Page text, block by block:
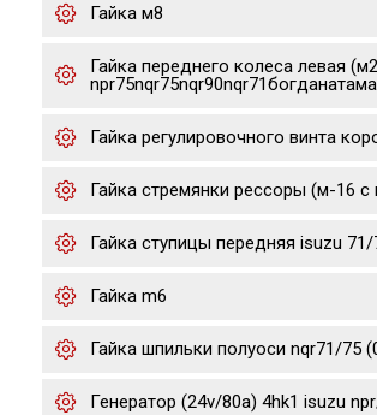
Гайка м8
Гайка переднего колеса левая
Гайка регулировочного винта
Гайка стремянки рессоры (м-16
Гайка ступицы передняя isuzu 71/
Гайка m6
Гайка шпильки полуоси nqr71/75
Генератор (24v/80a) 4hk1 isuzu